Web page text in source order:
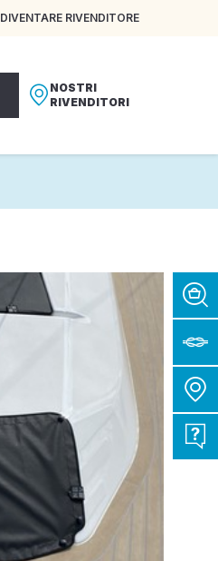
DIVENTARE RIVENDITORE
NOSTRI
RIVENDITORI